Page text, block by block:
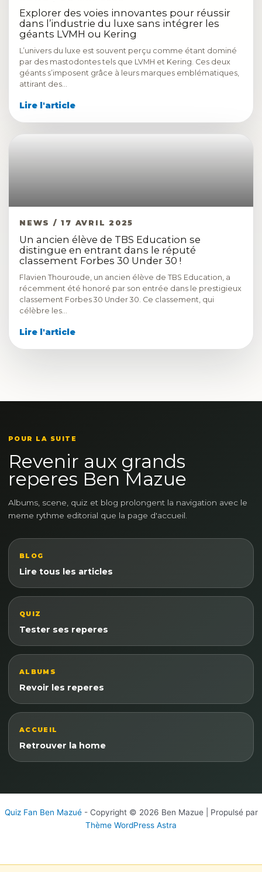
Explorer des voies innovantes pour réussir
dans l’industrie du luxe sans intégrer les
géants LVMH ou Kering
L’univers du luxe est souvent perçu comme étant dominé
par des mastodontes tels que LVMH et Kering. Ces deux
géants s’imposent grâce à leurs marques emblématiques,
attirant des…
Lire l'article
NEWS / 17 AVRIL 2025
Un ancien élève de TBS Education se
distingue en entrant dans le réputé
classement Forbes 30 Under 30 !
Flavien Thouroude, un ancien élève de TBS Education, a
récemment été honoré par son entrée dans le prestigieux
classement Forbes 30 Under 30. Ce classement, qui
célèbre les…
Lire l'article
POUR LA SUITE
Revenir aux grands
reperes Ben Mazue
Albums, scene, quiz et blog prolongent la navigation avec le
meme rythme editorial que la page d'accueil.
BLOG
Lire tous les articles
QUIZ
Tester ses reperes
ALBUMS
Revoir les reperes
ACCUEIL
Retrouver la home
Quiz Fan Ben Mazué- Copyright © 2026 Ben Mazue | Propulsé par
Thème WordPress Astra